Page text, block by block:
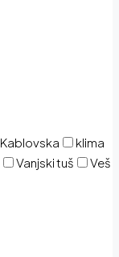
Kablovska
klima
Vanjski tuš
Veš